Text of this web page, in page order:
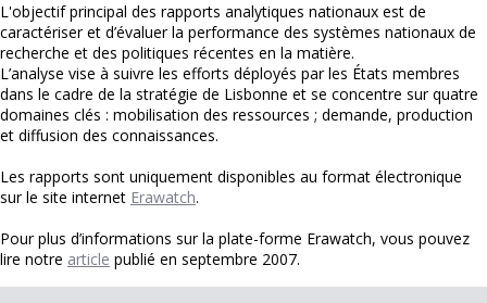
L'objectif principal des rapports analytiques nationaux est de
caractériser et d’évaluer la performance des systèmes nationaux de
recherche et des politiques récentes en la matière.
L’analyse vise à suivre les efforts déployés par les États membres
dans le cadre de la stratégie de Lisbonne et se concentre sur quatre
domaines clés : mobilisation des ressources ; demande, production
et diffusion des connaissances.
Les rapports sont uniquement disponibles au format électronique
sur le site internet Erawatch.
Pour plus d’informations sur la plate-forme Erawatch, vous pouvez
lire notre article publié en septembre 2007.